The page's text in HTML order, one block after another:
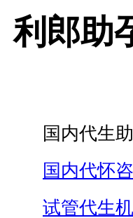
利郎助
国内代生
国内代怀
试管代生